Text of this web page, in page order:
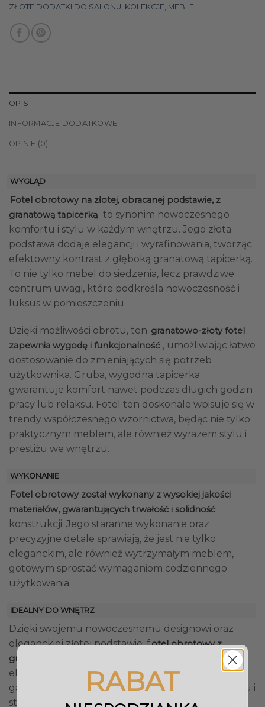
ZŁOTE DODATKI DO SALONU KOLEKCJE MEBLE
OPIS
INFORMACJE DODATKOWE
OPINIE (0)
WYGLĄD
Fotel obrotowy na złotej, obracanej podstawie, z
granatową tapicerką to synonim nowoczesnego
komfortu i stylu w każdym wnętrzu. Jego złota
podstawa dodaje elegancji i wyrafinowania, tworząc
efektowny kontrast z głęboką granatową tapicerką.
To nie tylko mebel do siedzenia, lecz prawdziwe
centrum uwagi, które podkreśla nowoczesność i
luksus w pomieszczeniu.
Dzięki możliwości obrotu, ten granatowo-złoty fotel
zapewnia wygodę i funkcjonalność , umożliwiając łatwe
dostosowanie do zmieniających się potrzeb
użytkownika. Gruba, wygodna tapicerka
gwarantuje komfort nawet podczas długich godzin
pracy lub relaksu. Fotel ten doskonale wpisuje się w
trendy współczesnego wzornictwa, będąc nie tylko
praktycznym meblem, ale również wyrazem stylu i
prestiżu we wnętrzu.
WYKONANIE
Fotel obrotowy został wykonany z wysokiej jakości
materiałów, gwarantujących trwałość i solidność
konstrukcji. Jego staranne wykonanie oraz
precyzyjne detale sprawiają, że jest nie tylko
eleganckim, ale również wytrzymałym meblem,
gotowym sprostać wymaganiom codziennego
użytkowania.
IDEALNY DO WNĘTRZ
Dzięki swojemu nowoczesnemu designowi oraz
eleganckiej złotej podstawie, fotel obrotowy z
granatową tapicerką
ekskluzywnymi wnętrzami biurowymi czy
gabinetami dyrektorskimi, dodając im nutę prestiżu i
stylu. Jednocześnie jego minimalistyczna forma
RABAT